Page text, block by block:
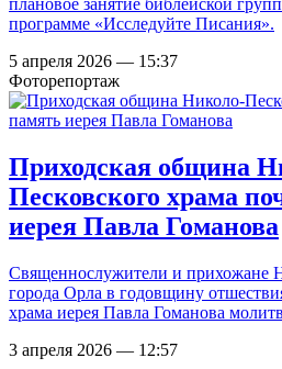
плановое занятие библейской
программе «Исследуйте Писания».
5 апреля 2026 — 15:37
Фоторепортаж
Приходская община
Песковского храма
иерея Павла Гоманова
Священнослужители и прихожане
города Орла в годовщину
храма иерея Павла Гоманова
3 апреля 2026 — 12:57